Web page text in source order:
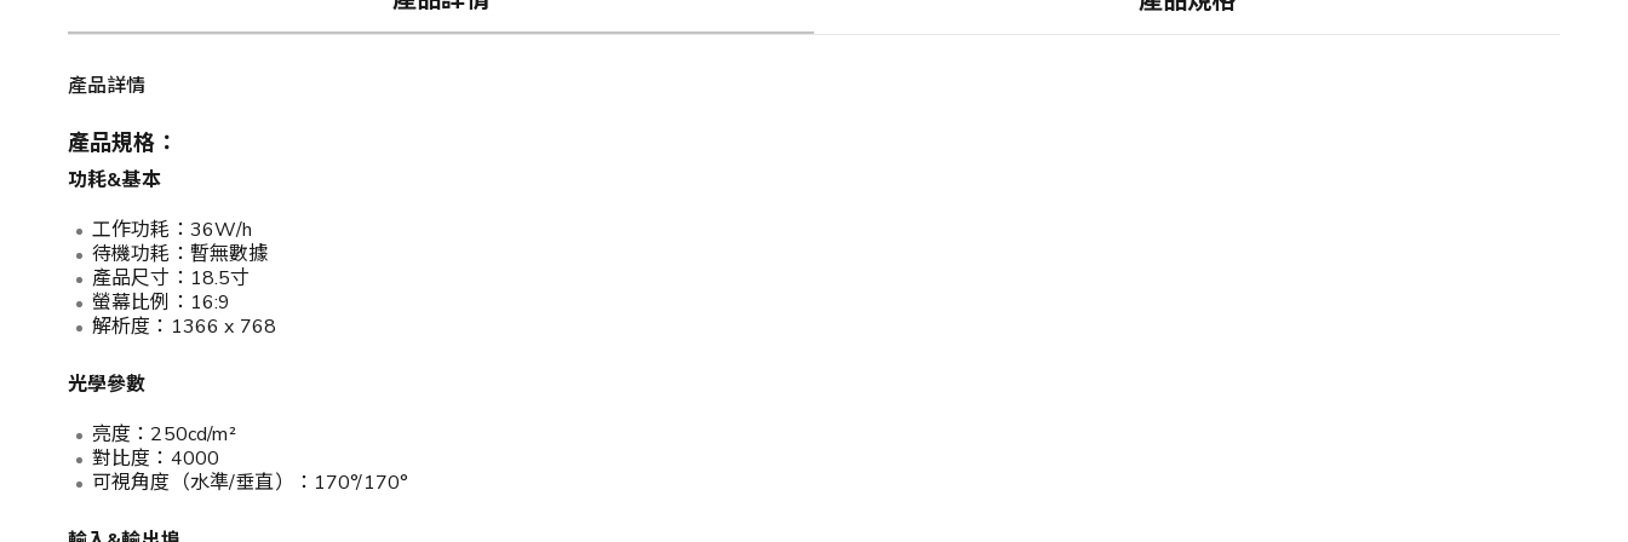
產品詳情
產品規格：
功耗&基本
工作功耗：36W/h
待機功耗：暫無數據
產品尺寸：18.5寸
螢幕比例：16:9
解析度：1366 x 768
光學參數
亮度：250cd/m²
對比度：4000
可視角度（水準/垂直）：170°/170°